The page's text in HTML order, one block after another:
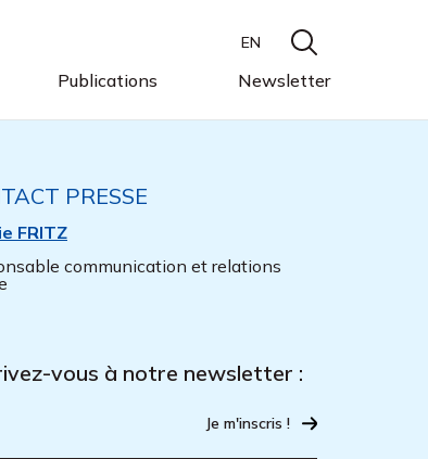
Publications Newsletter
EN
PRESSE
FRITZ
communication et relations
vous à notre newsletter :
Je m'inscris !